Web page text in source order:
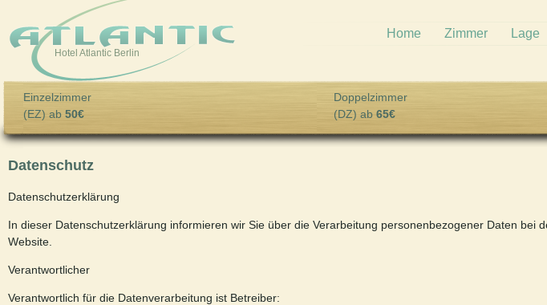
Skip to main content
Home Zimmer Lage
Hotel Atlantic Berlin
Einzelzimmer
(EZ) ab 50€
Doppelzimmer
(DZ) ab 65€
Datenschutz
Datenschutzerklärung
In dieser Datenschutzerklärung informieren wir Sie über die Verarbeitung personenbezogener Daten bei
Website.
Verantwortlicher
Verantwortlich für die Datenverarbeitung ist Betreiber: